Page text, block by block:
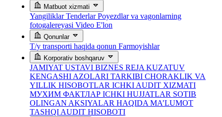
Matbuot xizmati
YangiliklarTenderlarPoyezdlar va vagonlarning
fotogalereyasi Video E'lon
Qonunlar
T/y transporti haqida qonun Farmoyishlar
Korporativ boshqaruv
JAMIYAT USTAVI BIZNES REJA KUZATUV
KENGASHI AZOLARI TARKIBI CHORAKLIK VA
YILLIK HISOBOTLAR ICHKI AUDIT XIZMATI
МУХИМ ФАКТЛАР ICHKI HUJJATLAR SOTIB
OLINGAN AKSIYALAR HAQIDA MA’LUMOT
TASHQI AUDIT HISOBOTI